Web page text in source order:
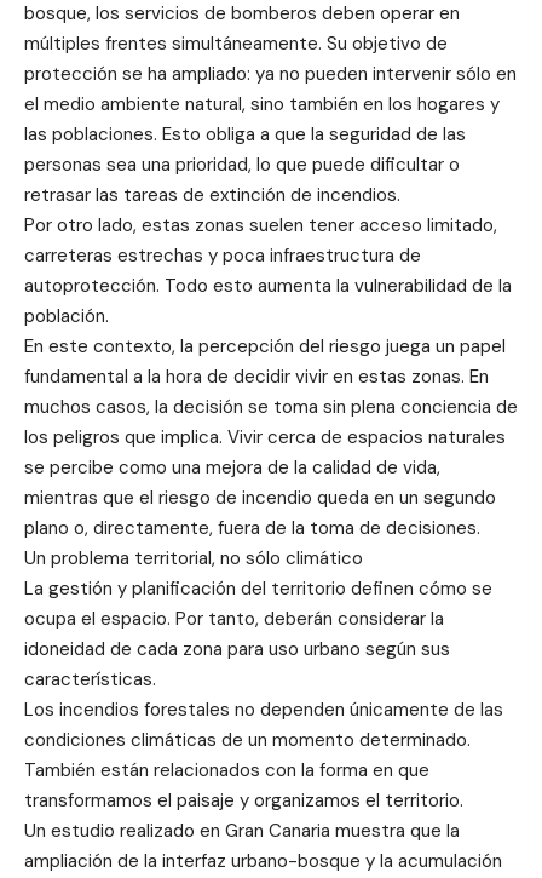
bosque, los servicios de bomberos deben operar en
múltiples frentes simultáneamente. Su objetivo de
protección se ha ampliado: ya no pueden intervenir sólo en
el medio ambiente natural, sino también en los hogares y
las poblaciones. Esto obliga a que la seguridad de las
personas sea una prioridad, lo que puede dificultar o
retrasar las tareas de extinción de incendios.
Por otro lado, estas zonas suelen tener acceso limitado,
carreteras estrechas y poca infraestructura de
autoprotección. Todo esto aumenta la vulnerabilidad de la
población.
En este contexto, la percepción del riesgo juega un papel
fundamental a la hora de decidir vivir en estas zonas. En
muchos casos, la decisión se toma sin plena conciencia de
los peligros que implica. Vivir cerca de espacios naturales
se percibe como una mejora de la calidad de vida,
mientras que el riesgo de incendio queda en un segundo
plano o, directamente, fuera de la toma de decisiones.
Un problema territorial, no sólo climático
La gestión y planificación del territorio definen cómo se
ocupa el espacio. Por tanto, deberán considerar la
idoneidad de cada zona para uso urbano según sus
características.
Los incendios forestales no dependen únicamente de las
condiciones climáticas de un momento determinado.
También están relacionados con la forma en que
transformamos el paisaje y organizamos el territorio.
Un estudio realizado en Gran Canaria muestra que la
ampliación de la interfaz urbano-bosque y la acumulación